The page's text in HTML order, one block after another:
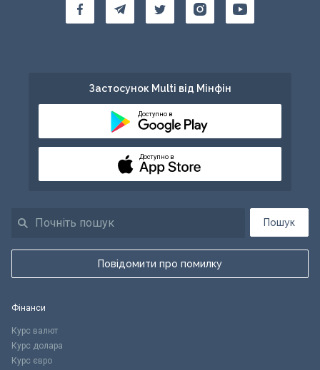
Пошук
Повідомити про помилку
Застосунок Multi від Мінфін
Доступно в
Доступно в
Фінанси
Курс валют
Курс долара
Курс євро